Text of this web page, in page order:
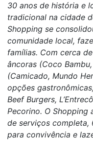
30 anos de história e
tradicional na cidade
Shopping se
comunidade local,
famílias. Com cerca
âncoras (Coco
(Camicado, Mundo
opções
Beef Burgers,
Pecorino. O Shopping
de serviços completa,
para convivência e